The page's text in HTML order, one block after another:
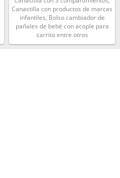
Canastilla con productos de marcas
infantiles, Bolso cambiador de
pañales de bebé con acople para
carrito entre otros